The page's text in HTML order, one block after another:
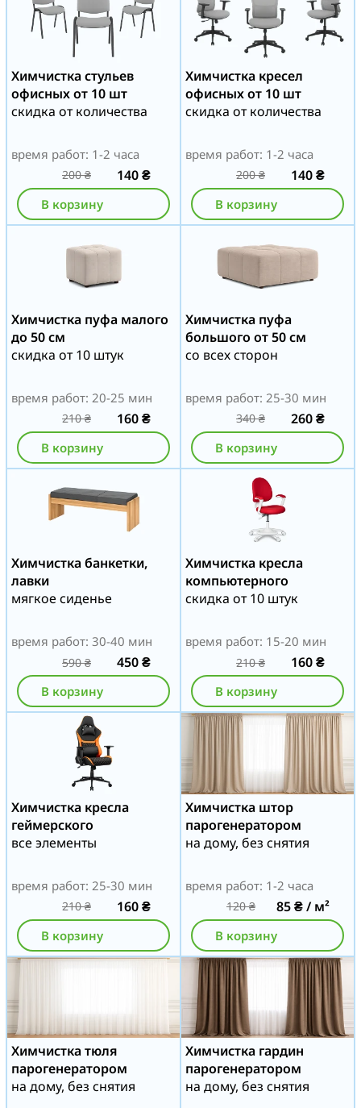
Химчистка стульев
офисных от 10 шт
скидка от количества
время работ: 1-2 часа
200₴ 140₴
В корзину
Химчистка кресел
офисных от 10 шт
скидка от количества
время работ: 1-2 часа
200₴ 140₴
В корзину
Химчистка пуфа малого
до 50 см
скидка от 10 штук
время работ: 20-25 мин
210₴ 160₴
В корзину
Химчистка пуфа
большого от 50 см
со всех сторон
время работ: 25-30 мин
340₴ 260₴
В корзину
Химчистка банкетки,
лавки
мягкое сиденье
время работ: 30-40 мин
590₴ 450₴
В корзину
Химчистка кресла
компьютерного
скидка от 10 штук
время работ: 15-20 мин
210₴ 160₴
В корзину
Химчистка кресла
геймерского
все элементы
время работ: 25-30 мин
210₴ 160₴
В корзину
Химчистка штор
парогенератором
на дому, без снятия
время работ: 1-2 часа
120₴ 85₴/ м²
В корзину
Химчистка тюля
парогенератором
на дому, без снятия
Химчистка гардин
парогенератором
на дому, без снятия